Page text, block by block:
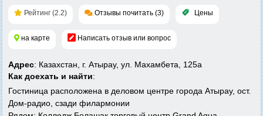
Рейтинг (2.2) Отзывы почитать (3) Цены
на карте Написать отзыв или вопрос
Адрес: Казахстан, г. Атырау, ул. Махамбета, 125а
Как доехать и найти:
Гостиница расположена в деловом центре города Атырау, ост.
Дом-радио, сзади филармонии